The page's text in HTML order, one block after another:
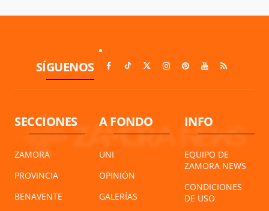
SÍGUENOS
SECCIONES
ZAMORA
PROVINCIA
BENAVENTE
A FONDO
UNI
OPINIÓN
GALERÍAS
INFO
EQUIPO DE
ZAMORA NEWS
CONDICIONES
DE USO